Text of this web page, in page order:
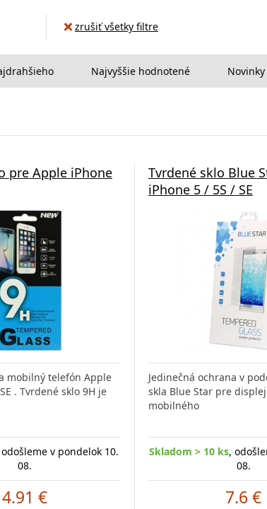
zrušiť všetky filtre
Najvyššie hodnotené Novinky
pre Apple iPhone
mobilný telefón Apple
. Tvrdené sklo 9H je
odošleme v pondelok 10.
08.
4.91 €
Tvrdené sklo Blue
iPhone 5 / 5S / SE
Jedinečná ochrana v
skla Blue Star pre
mobilného
Skladom > 10 ks,
08.
7.6 €